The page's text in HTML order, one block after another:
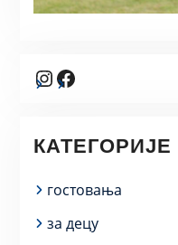
Instagram
Facebook
КАТЕГОРИЈЕ
гостовања
за децу